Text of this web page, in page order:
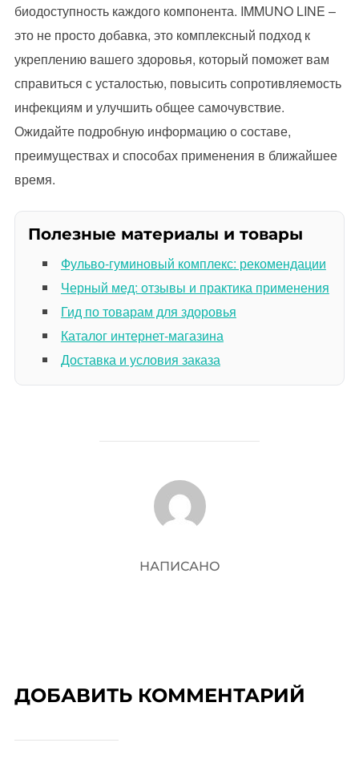
биодоступность каждого компонента. IMMUNO LINE –
это не просто добавка, это комплексный подход к
укреплению вашего здоровья, который поможет вам
справиться с усталостью, повысить сопротивляемость
инфекциям и улучшить общее самочувствие.
Ожидайте подробную информацию о составе,
преимуществах и способах применения в ближайшее
время.
Полезные материалы и товары
Фульво-гуминовый комплекс: рекомендации
Черный мед: отзывы и практика применения
Гид по товарам для здоровья
Каталог интернет-магазина
Доставка и условия заказа
АВТОР ЗАПИСИ
НАПИСАНО
ДОБАВИТЬ КОММЕНТАРИЙ